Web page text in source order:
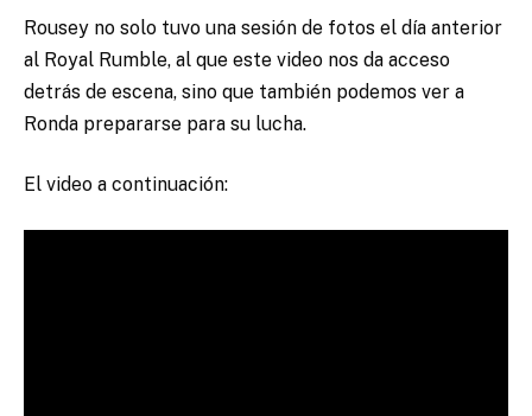
Rousey no solo tuvo una sesión de fotos el día anterior
al Royal Rumble, al que este video nos da acceso
detrás de escena, sino que también podemos ver a
Ronda prepararse para su lucha.
El video a continuación: